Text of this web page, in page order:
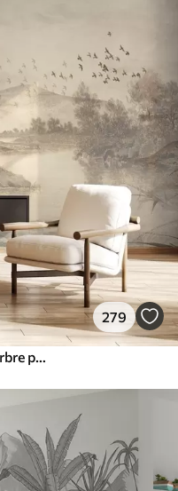
279
Paysage vintage texturé avec un arbre près d'une rivière et un ciel nuageux, art de la nature en tons sépia